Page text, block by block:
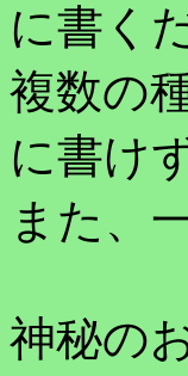
に書く
複数の
に書け
また、
神秘の